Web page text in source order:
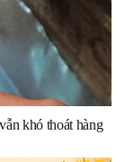
khó thoát hàng